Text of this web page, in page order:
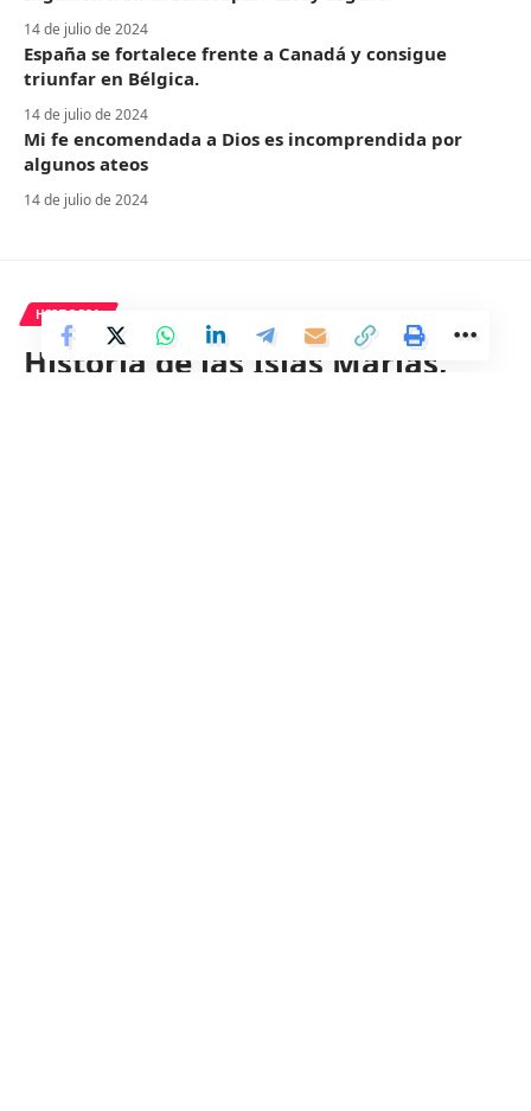
14 de julio de 2024
España se fortalece frente a Canadá y consigue
triunfar en Bélgica.
14 de julio de 2024
Mi fe encomendada a Dios es incomprendida por
algunos ateos
14 de julio de 2024
HISTORIA
Historia de las Islas Marías,